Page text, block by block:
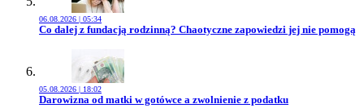
06.08.2026 | 05:34
Przejdź do artykułu:
Co dalej z fundacją rodzinną? Chaotyczne zapowiedzi jej nie pomogą
05.08.2026 | 18:02
Przejdź do artykułu:
Darowizna od matki w gotówce a zwolnienie z podatku